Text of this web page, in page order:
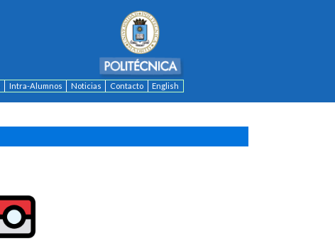
Intra-Alumnos Noticias Contacto English